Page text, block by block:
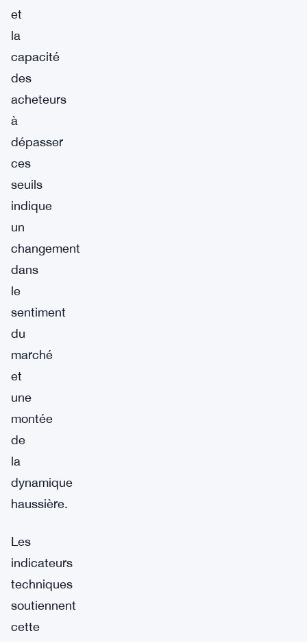
et
la
capacité
des
acheteurs
à
dépasser
ces
seuils
indique
un
changement
dans
le
sentiment
du
marché
et
une
montée
de
la
dynamique
haussière.
Les
indicateurs
techniques
soutiennent
cette